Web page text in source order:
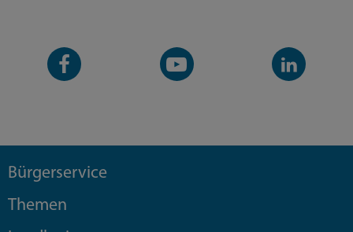
Facebook-
Seite
YouTube-
Kanal
LinkedIn-
Kanal
Bürgerservice
Themen